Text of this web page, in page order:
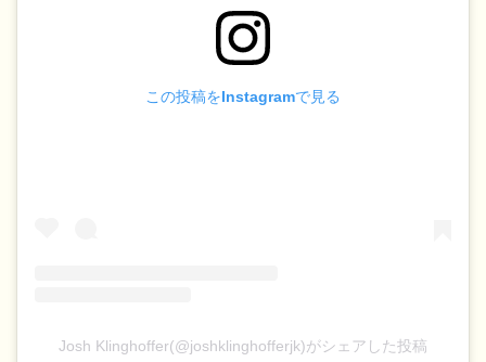
この投稿をInstagramで見る
Josh Klinghoffer(@joshklinghofferjk)がシェアした投稿